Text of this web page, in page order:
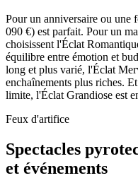
Pour un anniversaire ou une
090 €) est parfait. Pour un
choisissent l'Éclat
équilibre entre émotion et
long et plus varié, l'Éclat
enchaînements plus riches.
limite, l'Éclat Grandiose est
Feux d'artifice
Spectacles
et événements